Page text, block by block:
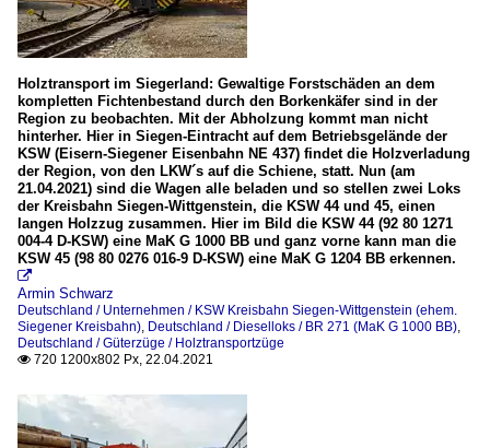
Holztransport im Siegerland: Gewaltige Forstschäden an dem
kompletten Fichtenbestand durch den Borkenkäfer sind in der
Region zu beobachten. Mit der Abholzung kommt man nicht
hinterher. Hier in Siegen-Eintracht auf dem Betriebsgelände der
KSW (Eisern-Siegener Eisenbahn NE 437) findet die Holzverladung
der Region, von den LKW´s auf die Schiene, statt. Nun (am
21.04.2021) sind die Wagen alle beladen und so stellen zwei Loks
der Kreisbahn Siegen-Wittgenstein, die KSW 44 und 45, einen
langen Holzzug zusammen. Hier im Bild die KSW 44 (92 80 1271
004-4 D-KSW) eine MaK G 1000 BB und ganz vorne kann man die
KSW 45 (98 80 0276 016-9 D-KSW) eine MaK G 1204 BB erkennen.

Armin Schwarz
Deutschland / Unternehmen / KSW Kreisbahn Siegen-Wittgenstein (ehem.
Siegener Kreisbahn), Deutschland / Dieselloks / BR 271 (MaK G 1000 BB),
Deutschland / Güterzüge / Holztransportzüge
 720 1200x802 Px, 22.04.2021